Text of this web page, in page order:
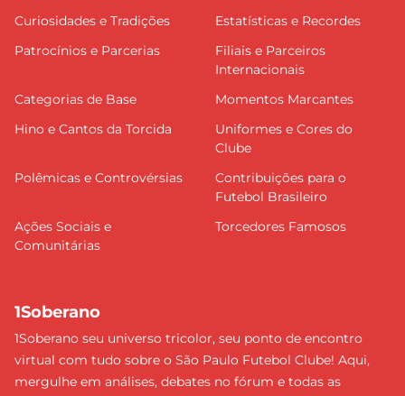
Curiosidades e Tradições
Estatísticas e Recordes
Patrocínios e Parcerias
Filiais e Parceiros
Internacionais
Categorias de Base
Momentos Marcantes
Hino e Cantos da Torcida
Uniformes e Cores do
Clube
Polêmicas e Controvérsias
Contribuições para o
Futebol Brasileiro
Ações Sociais e
Comunitárias
Torcedores Famosos
1Soberano
1Soberano seu universo tricolor, seu ponto de encontro
virtual com tudo sobre o São Paulo Futebol Clube! Aqui,
mergulhe em análises, debates no fórum e todas as